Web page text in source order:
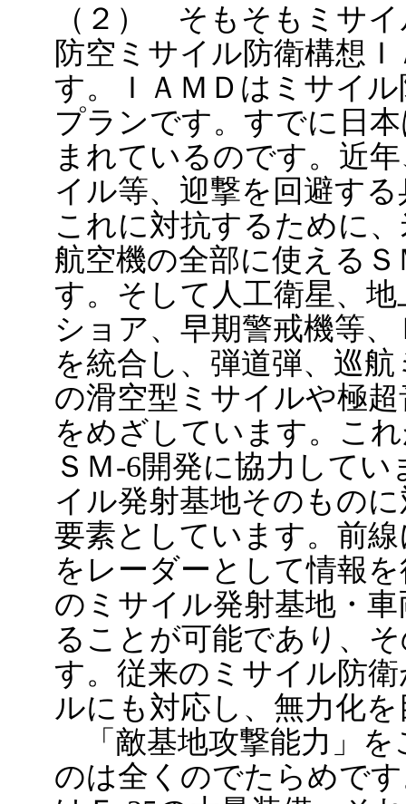
（２） そもそもミサ
防空ミサイル防衛構想
す。ＩＡＭＤはミサイ
プランです。すでに日
まれているのです。近
イル等、迎撃を回避す
これに対抗するために
航空機の全部に使える
す。そして人工衛星、
ショア、早期警戒機等
を統合し、弾道弾、巡
の滑空型ミサイルや極
をめざしています。こ
ＳＭ-6開発に協力して
イル発射基地そのもの
要素としています。前
をレーダーとして情報
のミサイル発射基地・
ることが可能であり、
す。従来のミサイル防
ルにも対応し、無力化
「敵基地攻撃能力」を
のは全くのでたらめで